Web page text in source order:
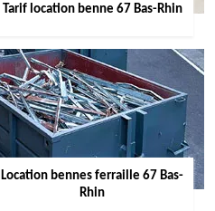
Tarif location benne 67 Bas-Rhin
Location bennes ferraille 67 Bas-
Rhin